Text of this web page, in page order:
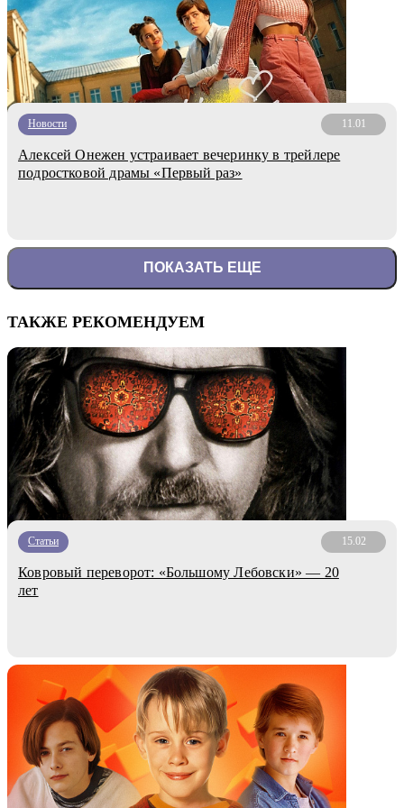
Новости 11.01
Алексей Онежен устраивает вечеринку в трейлере
подростковой драмы «Первый раз»
ПОКАЗАТЬ ЕЩЕ
ТАКЖЕ РЕКОМЕНДУЕМ
Статьи 15.02
Ковровый переворот: «Большому Лебовски» — 20
лет